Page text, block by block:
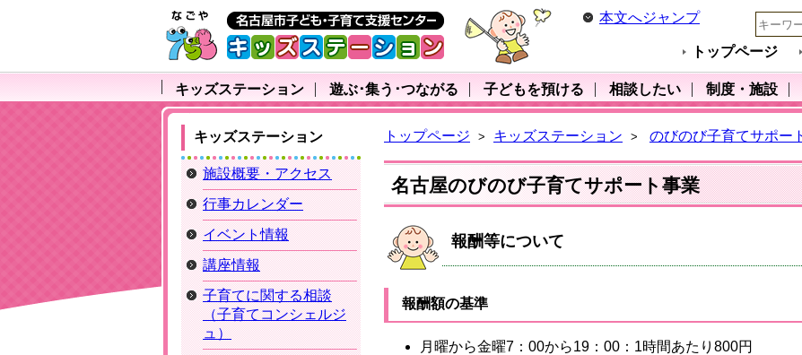
本文へジャンプ
トップページ
キッズステーション 遊ぶ･集う･つながる 子どもを預ける 相談したい 制度・施設
トップページ > キッズステーション > のびのび子育てサポー
名古屋のびのび子育てサポート事業
報酬等について
報酬額の基準
月曜から金曜7：00から19：00：1時間あたり800円
キッズステーション
施設概要・アクセス
行事カレンダー
イベント情報
講座情報
子育てに関する相談
（子育てコンシェルジ
ュ）